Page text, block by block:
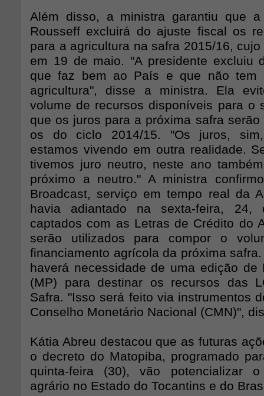
Além disso, a ministra garantiu que a
Rousseff excluirá do ajuste fiscal os
para a agricultura na safra 2015/16,
em 19 de maio. "A presidente excluiu
que faz bem ao País e que não tem
agricultura", disse a ministra. Ela
volume de recursos disponíveis para o
que os juros para a próxima safra
os do ciclo 2014/15. "Os juros,
estamos vivendo em outra realidade.
tivemos juro neutro, neste ano
próximo a neutro." A ministra
Broadcast, serviço em tempo real da
havia adiantado na sexta-feira, 24,
captados com as Letras de Crédito do
serão utilizados para compor o
financiamento agrícola da próxima
haverá necessidade de uma edição de
(MP) para destinar os recursos das
Safra. "Isso será feito via instrumentos
Conselho Monetário Nacional (CMN)",
Kátia Abreu destacou que as futuras
o decreto do Matopiba, programado
quinta-feira (30), vão potencializar o
agrário no Estado do Tocantins e do